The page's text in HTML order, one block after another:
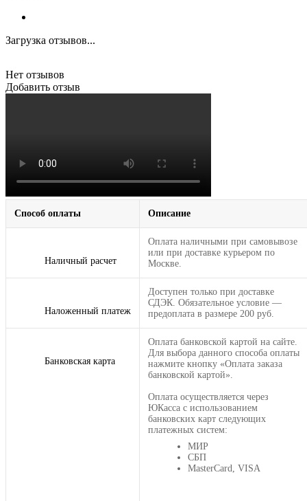
Загрузка отзывов...
Нет отзывов
Добавить отзыв
Способ оплаты Описание
Наличный расчет
Оплата наличными при самовывозе
или при доставке курьером по
Москве.
Наложенный платеж
Доступен только при доставке
СДЭК. Обязательное условие —
предоплата в размере 200 руб.
Банковская карта
Оплата банковской картой на сайте.
Для выбора данного способа оплаты
нажмите кнопку «Оплата заказа
банковской картой».
Оплата осуществляется через
ЮКасса с использованием
банковских карт следующих
платежных систем:
МИР
СБП
MasterCard, VISA